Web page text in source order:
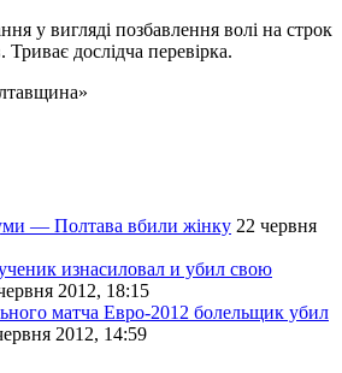
у вигляді позбавлення волі на строк
дослідча перевірка.
— Полтава вбили жінку 22 червня
изнасиловал и убил свою
2012, 18:15
матча Евро-2012 болельщик убил
2012, 14:59